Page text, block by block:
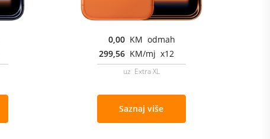
0,00 KM odmah
299,56 KM/mj x12
uz Extra XL
Saznaj više